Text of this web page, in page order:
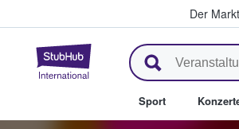
Der
StubHub - Wo
Sport